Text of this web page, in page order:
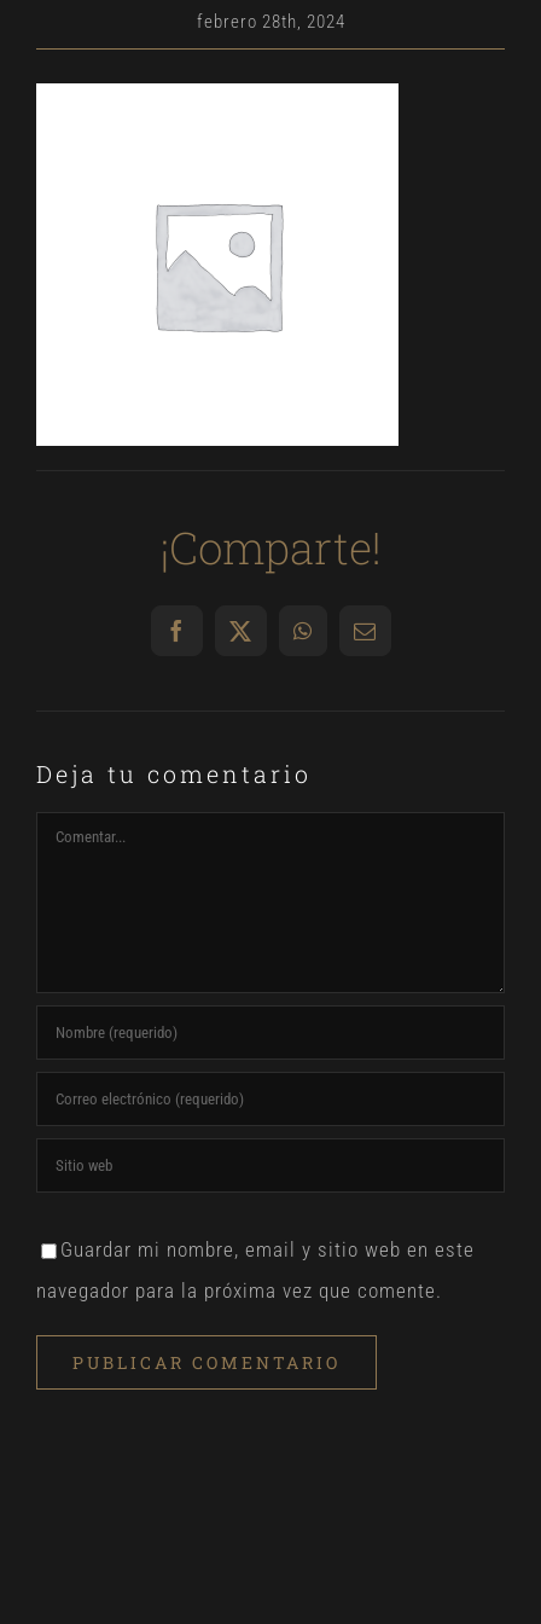
febrero 28th, 2024
¡Comparte!
Facebook
X WhatsAppCorreo
Deja tu comentario
Comentar
Guardar mi nombre, email y sitio web en este
navegador para la próxima vez que comente.